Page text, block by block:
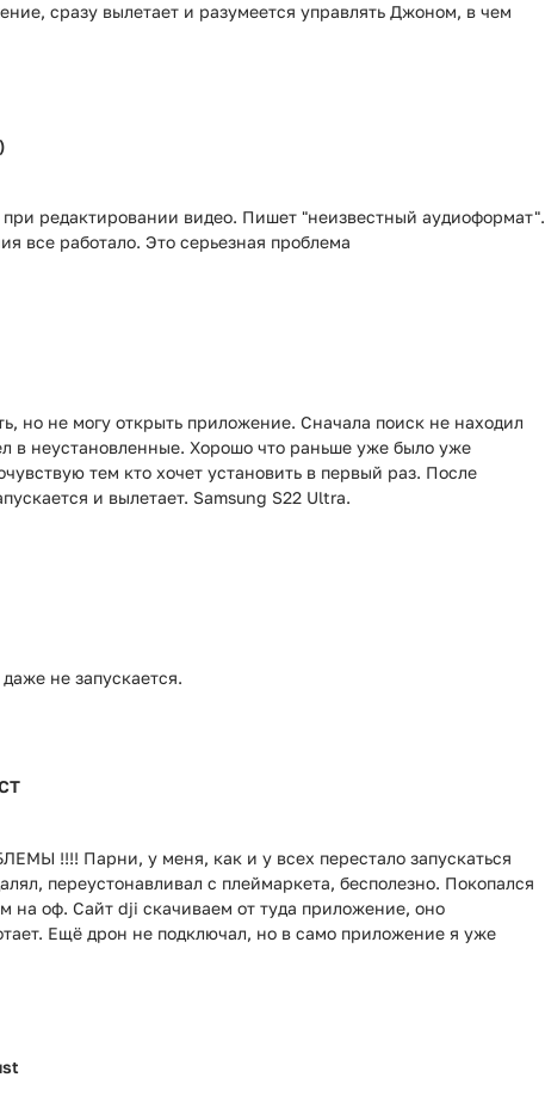
сразу вылетает и разумеется управлять Джоном, в чем
редактировании видео. Пишет "неизвестный аудиоформат".
все работало. Это серьезная проблема
но не могу открыть приложение. Сначала поиск не находил
в неустановленные. Хорошо что раньше уже было уже
тем кто хочет установить в первый раз. После
и вылетает. Samsung S22 Ultra.
не запускается.
!!!! Парни, у меня, как и у всех перестало запускаться
переустонавливал с плеймаркета, бесполезно. Покопался
на оф. Сайт dji скачиваем от туда приложение, оно
Ещё дрон не подключал, но в само приложение я уже